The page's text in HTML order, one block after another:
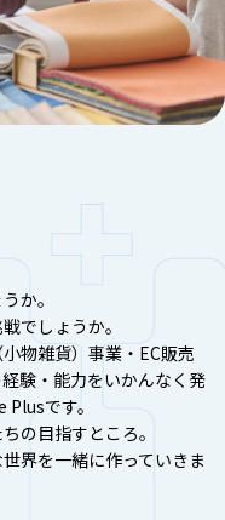
か。
でしょうか。
物雑貨）事業・EC販売
験・能力をいかんなく発
です。
の目指すところ。
界を一緒に作っていきま